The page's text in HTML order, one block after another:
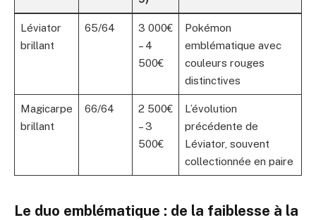
Léviator
brillant
65/64
3 000€
– 4
500€
Pokémon
emblématique avec
couleurs rouges
distinctives
Magicarpe
brillant
66/64
2 500€
– 3
500€
L’évolution
précédente de
Léviator, souvent
collectionnée en paire
Le duo emblématique : de la faiblesse à la